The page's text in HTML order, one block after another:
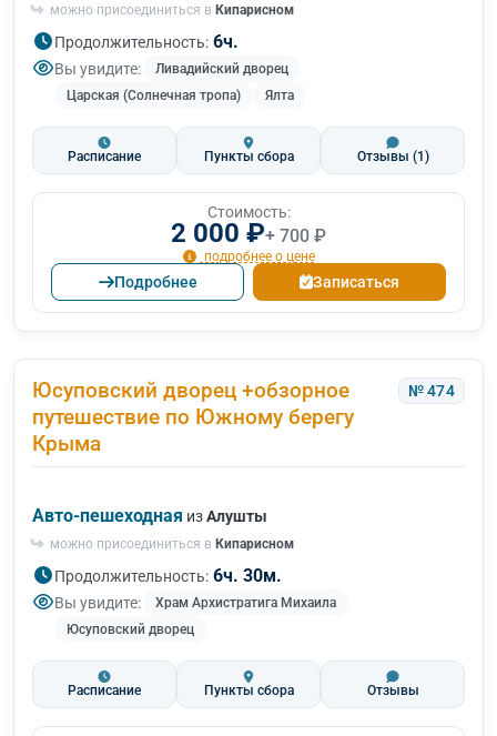
можно присоединиться в Кипарисном
Продолжительность: 6ч.
Вы увидите:
Ливадийский дворец
Царская (Солнечная тропа)
Ялта
Расписание Пункты сбора Отзывы (1)
Стоимость:
2 000 ₽+ 700 ₽
подробнее о цене
Подробнее Записаться
Юсуповский дворец +обзорное
путешествие по Южному берегу
Крыма
№ 474
Авто-пешеходная изАлушты
можно присоединиться в Кипарисном
Продолжительность: 6ч. 30м.
Вы увидите:
Храм Архистратига Михаила
Юсуповский дворец
Расписание Пункты сбора Отзывы